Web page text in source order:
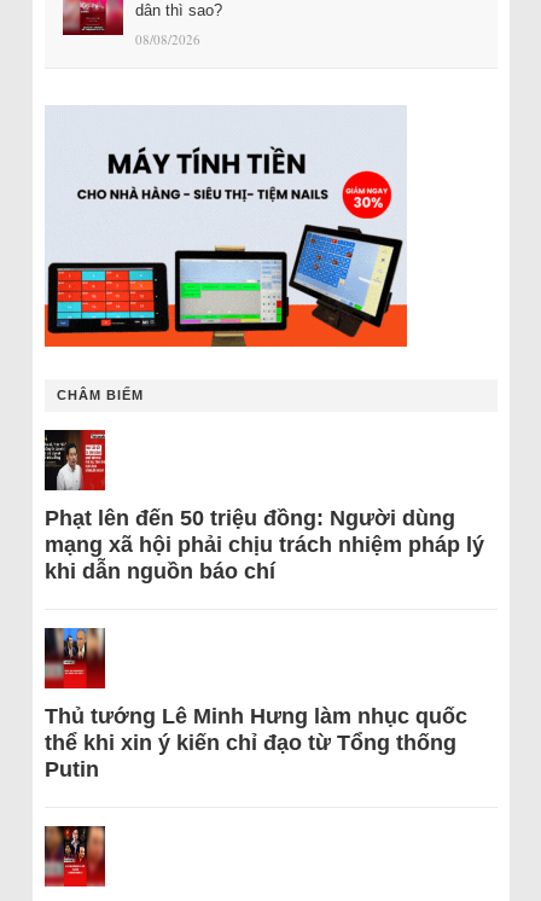
dân thì sao?
08/08/2026
CHÂM BIẾM
Phạt lên đến 50 triệu đồng: Người dùng
mạng xã hội phải chịu trách nhiệm pháp lý
khi dẫn nguồn báo chí
Thủ tướng Lê Minh Hưng làm nhục quốc
thể khi xin ý kiến chỉ đạo từ Tổng thống
Putin